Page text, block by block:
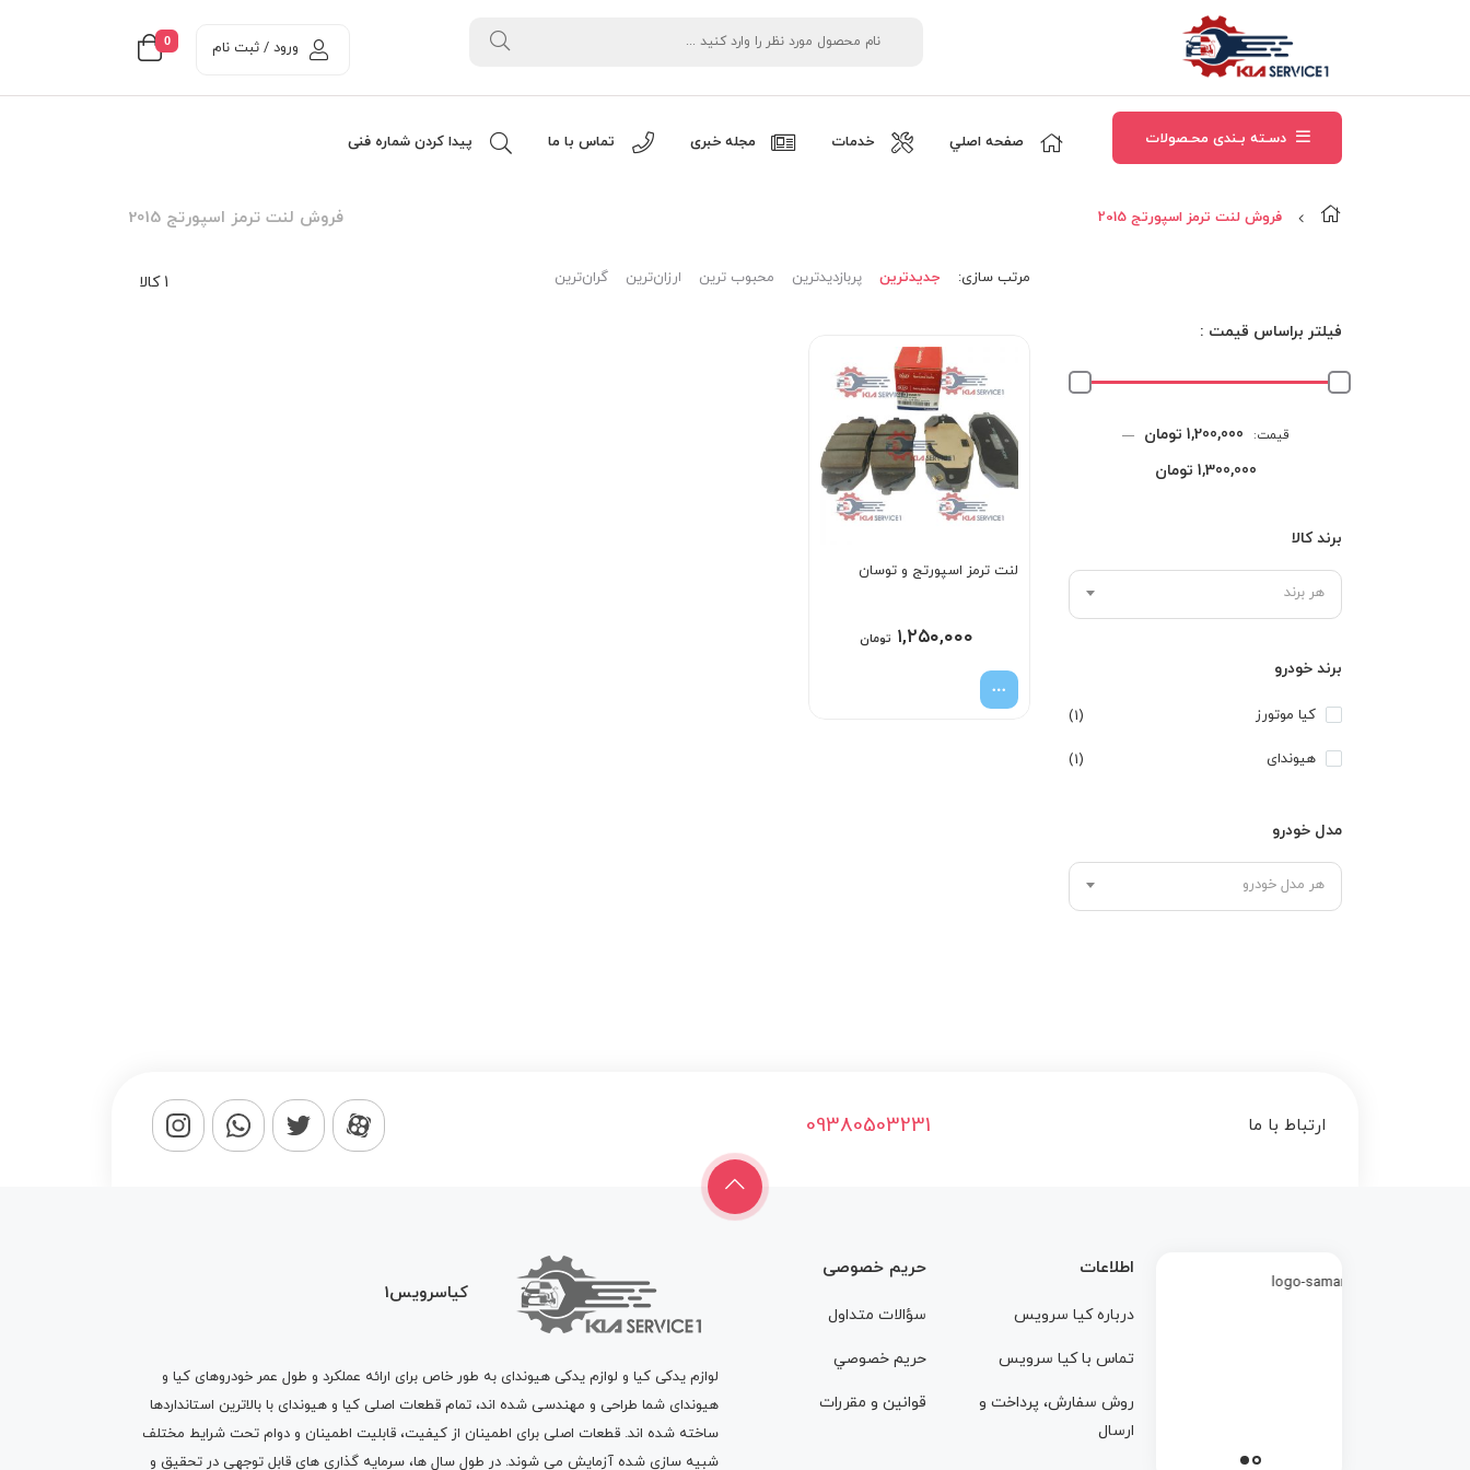
0 ورود / ثبت نام
دسـته بـندی محـصولات صفحه اصلي خدمات مجله خبری تماس با ما پیدا کردن شماره فنی
فروش لنت ترمز اسپورتج 2015 فروش لنت ترمز اسپورتج 2015
فیلتر براساس قیمت :
حداقل
قیمت
حداکثر
قیمت
قیمت: 1,200,000 تومان —
1,300,000 تومان
برند کالا
هر برند
برند خودرو
کیا موتورز (1)
هیوندای (1)
مدل خودرو
هر مدل خودرو
1 کالا مرتب‌ سازی: جدیدترین پربازدیدترین محبوب ترین ارزان‌ترین گران‌ترین
لنت ترمز اسپورتج و توسان
۱,۲۵۰,۰۰۰ تومان
ارتباط با ما 09380503231
اطلاعات
درباره کيا سرويس
تماس با کيا سرويس
روش سفارش، پرداخت و
ارسال
حریم خصوصی
سؤالات متداول
حريم خصوصي
قوانين و مقررات
کیاسرویس1
لوازم یدکی کیا و لوازم یدکی هیوندای به طور خاص برای ارائه عملکرد و طول عمر خودروهای کیا و
هیوندای شما طراحی و مهندسی شده اند، تمام قطعات اصلی کیا و هیوندای با بالاترین استانداردها
ساخته شده اند. قطعات اصلی برای اطمینان از کیفیت، قابلیت اطمینان و دوام تحت شرایط مختلف
شبیه سازی شده آزمایش می شوند. در طول سال ها، سرمایه گذاری های قابل توجهی در تحقیق و